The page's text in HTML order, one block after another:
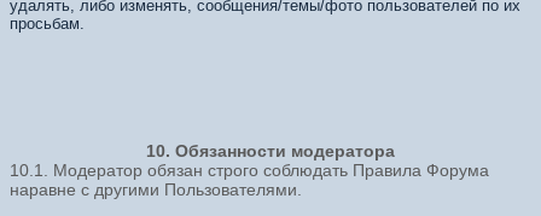
удалять, либо изменять, сообщения/темы/фото пользователей по их
просьбам.
10. Обязанности модератора
10.1. Модератор обязан строго соблюдать Правила Форума
наравне с другими Пользователями.